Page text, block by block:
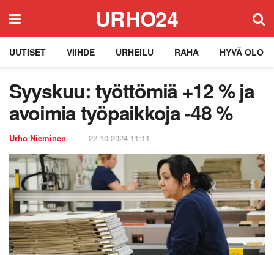
URHO24
UUTISET VIIHDE URHEILU RAHA HYVÄ OLO
Syyskuu: työttömiä +12 % ja
avoimia työpaikkoja -48 %
Urho Nieminen 22.10.2024 11:11